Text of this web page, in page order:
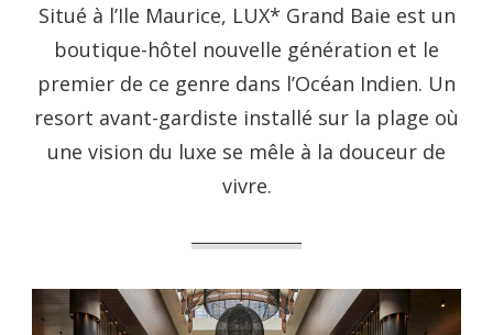
Situé à l’Ile Maurice, LUX* Grand Baie est un
boutique-hôtel nouvelle génération et le
premier de ce genre dans l’Océan Indien. Un
resort avant-gardiste installé sur la plage où
une vision du luxe se mêle à la douceur de
vivre.